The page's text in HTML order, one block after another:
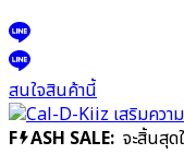
F
Pro Nutrient วิตามินเ
F ASH SALE 790 บาท